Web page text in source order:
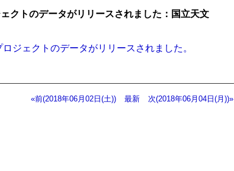
クトのデータがリリースされました：国立天文
ジェクトのデータがリリースされました。
«前(2018年06月02日(土)) 最新 次(2018年06月04日(月))»